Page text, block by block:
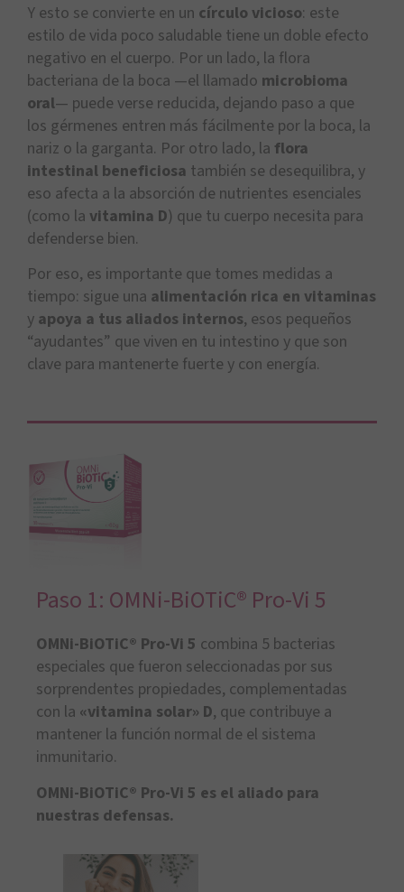
Y esto se convierte en un círculo vicioso: este
estilo de vida poco saludable tiene un doble efecto
negativo en el cuerpo. Por un lado, la flora
bacteriana de la boca —el llamado microbioma
oral— puede verse reducida, dejando paso a que
los gérmenes entren más fácilmente por la boca, la
nariz o la garganta. Por otro lado, la flora
intestinal beneficiosa también se desequilibra, y
eso afecta a la absorción de nutrientes esenciales
(como la vitamina D) que tu cuerpo necesita para
defenderse bien.
Por eso, es importante que tomes medidas a
tiempo: sigue una alimentación rica en vitaminas
y apoya a tus aliados internos, esos pequeños
“ayudantes” que viven en tu intestino y que son
clave para mantenerte fuerte y con energía.
Paso 1: OMNi-BiOTiC® Pro-Vi 5
OMNi-BiOTiC® Pro-Vi 5 combina 5 bacterias
especiales que fueron seleccionadas por sus
sorprendentes propiedades, complementadas
con la «vitamina solar» D, que contribuye a
mantener la función normal de el sistema
inmunitario.
OMNi-BiOTiC® Pro-Vi 5 es el aliado para
nuestras defensas.